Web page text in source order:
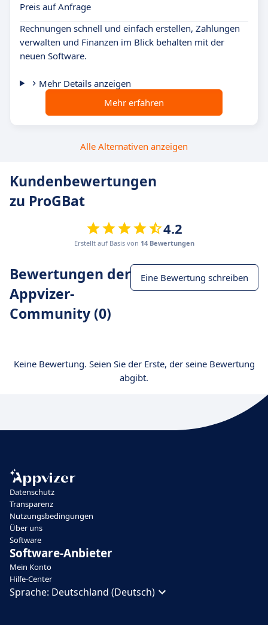
Preis auf Anfrage
Rechnungen schnell und einfach erstellen, Zahlungen
verwalten und Finanzen im Blick behalten mit der
neuen Software.
Mehr Details anzeigen
Mehr erfahren
Alle Alternativen anzeigen
Kundenbewertungen
zu ProGBat
4.2
Erstellt auf Basis von 14 Bewertungen
Bewertungen der
Appvizer-
Community (0)
Eine Bewertung schreiben
Keine Bewertung. Seien Sie der Erste, der seine Bewertung
abgibt.
Datenschutz
Transparenz
Nutzungsbedingungen
Über uns
Software
Software-Anbieter
Mein Konto
Hilfe-Center
Sprache: Deutschland (Deutsch)